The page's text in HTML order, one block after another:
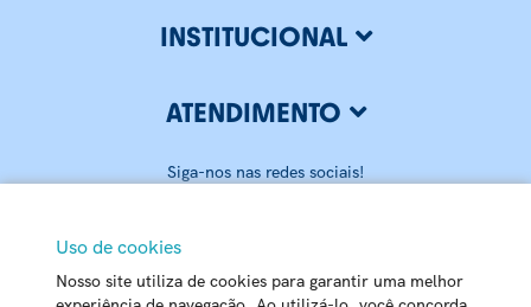
INSTITUCIONAL
ATENDIMENTO
Siga-nos nas redes sociais!
BLUMENAU ILUMINAÇÃO LTDA
Uso de cookies
Nosso site utiliza de cookies para garantir uma melhor